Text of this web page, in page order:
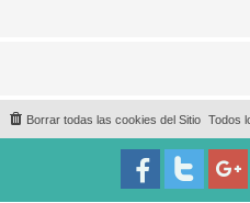
Todos
Borrar todas las cookies del Sitio